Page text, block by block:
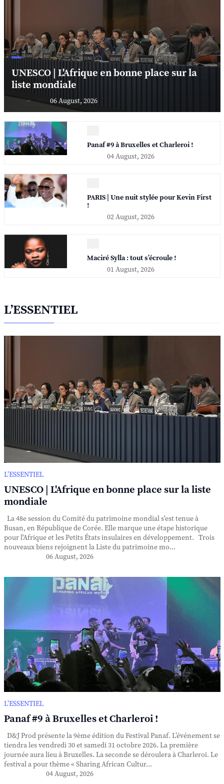
UNESCO | L'Afrique en bonne place sur la
liste mondiale
06 August, 2026
Panaf #9 à Bruxelles et Charleroi !
04 August, 2026
PARIS | Une nuit stylée pour Kevin First
!
02 August, 2026
Maciré Sylla : tout s’écroule !
01 August, 2026
L’ESSENTIEL
L’ESSENTIEL
UNESCO | L'Afrique en bonne place sur la liste
mondiale
La 48e session du Comité du patrimoine mondial s'est tenue à
Busan, en République de Corée. Elle marque une étape historique
pour l'Afrique et les Petits États insulaires en développement. Trois
nouveaux biens rejoignent la Liste du patrimoine mo...
06 August, 2026
L’ESSENTIEL
Panaf #9 à Bruxelles et Charleroi !
D&J Prod présente la 9ème édition du Festival Panaf. L’événement se
tiendra les vendredi 30 et samedi 31 octobre 2026. La première
journée aura lieu à Bruxelles. La seconde se déroulera à Charleroi. Le
festival a pour thème « Sharing African Cultur...
04 August, 2026